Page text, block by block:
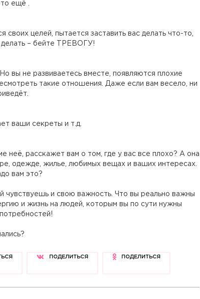
❤️
1️⃣
ещё .
своих целей, пытается заставить вас делать что-то,
делать – бейте ТРЕВОГУ!
вы не развиваетесь вместе, появляются плохие
такие отношения. Даже если вам весело, ни
ваши секреты и т.д.
неё, расскажет вам о том, где у вас все плохо? А она
одежде, жилье, любимых вещах и ваших интересах.
вам это?
чувствуешь и свою важность. Что вы реально важны
и жизнь на людей, которым вы по сути нужны
ПОДЕЛИТЬСЯ ПОДЕЛИТЬСЯ